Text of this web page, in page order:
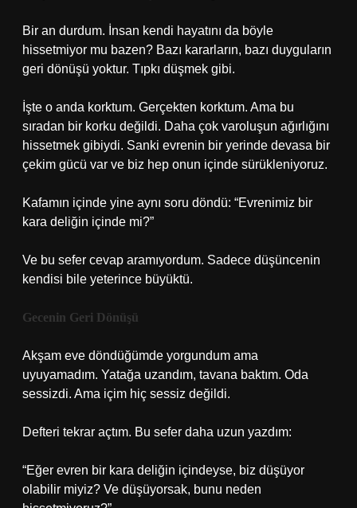
Bir an durdum. İnsan kendi hayatını da böyle
hissetmiyor mu bazen? Bazı kararların, bazı duyguların
geri dönüşü yoktur. Tıpkı düşmek gibi.
İşte o anda korktum. Gerçekten korktum. Ama bu
sıradan bir korku değildi. Daha çok varoluşun ağırlığını
hissetmek gibiydi. Sanki evrenin bir yerinde devasa bir
çekim gücü var ve biz hep onun içinde sürükleniyoruz.
Kafamın içinde yine aynı soru döndü: “Evrenimiz bir
kara deliğin içinde mi?”
Ve bu sefer cevap aramıyordum. Sadece düşüncenin
kendisi bile yeterince büyüktü.
Gecenin Geri Dönüşü
Akşam eve döndüğümde yorgundum ama
uyuyamadım. Yatağa uzandım, tavana baktım. Oda
sessizdi. Ama içim hiç sessiz değildi.
Defteri tekrar açtım. Bu sefer daha uzun yazdım:
“Eğer evren bir kara deliğin içindeyse, biz düşüyor
olabilir miyiz? Ve düşüyorsak, bunu neden